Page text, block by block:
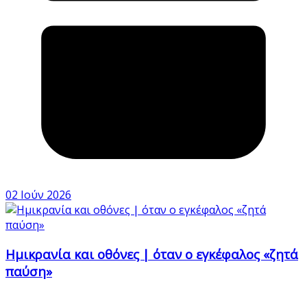
02 Ιούν 2026
Ημικρανία και οθόνες | όταν ο εγκέφαλος «ζητά
παύση»